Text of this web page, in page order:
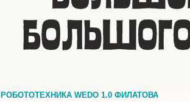
РОБОТОТЕХНИКА WEDO 1.0 ФИЛАТОВА